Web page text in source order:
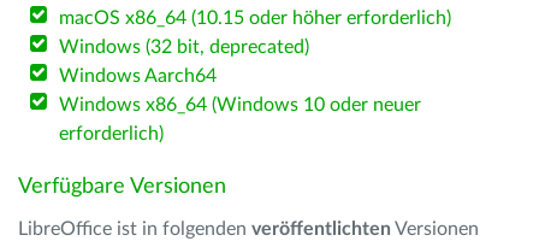
macOS x86_64 (10.15 oder höher erforderlich)
Windows (32 bit, deprecated)
Windows Aarch64
Windows x86_64 (Windows 10 oder neuer
erforderlich)
Verfügbare Versionen
LibreOffice ist in folgenden veröffentlichten Versionen